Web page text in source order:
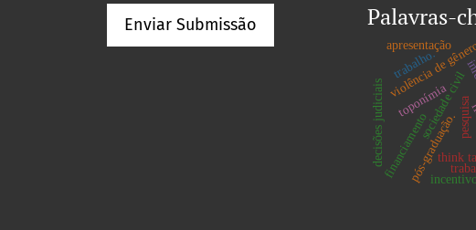
Enviar Submissão Palavras-
pesquisa
pós-graduação.
violência desociedade civil
think
financiamento
apresentação
decisões judiciais toponímia
trabalho.